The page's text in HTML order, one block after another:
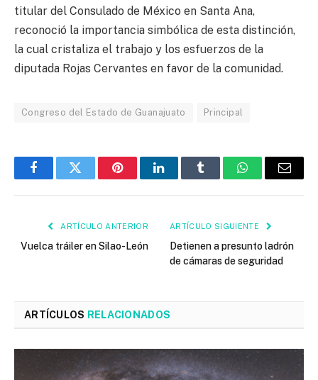
titular del Consulado de México en Santa Ana,
reconoció la importancia simbólica de esta distinción,
la cual cristaliza el trabajo y los esfuerzos de la
diputada Rojas Cervantes en favor de la comunidad.
Congreso del Estado de Guanajuato Principal
FacebookTwitter PinterestLinkedInTumblr WhatsAppEmail
ARTÍCULO ANTERIOR
Vuelca tráiler en Silao-León
ARTÍCULO SIGUIENTE
Detienen a presunto ladrón
de cámaras de seguridad
ARTÍCULOS RELACIONADOS